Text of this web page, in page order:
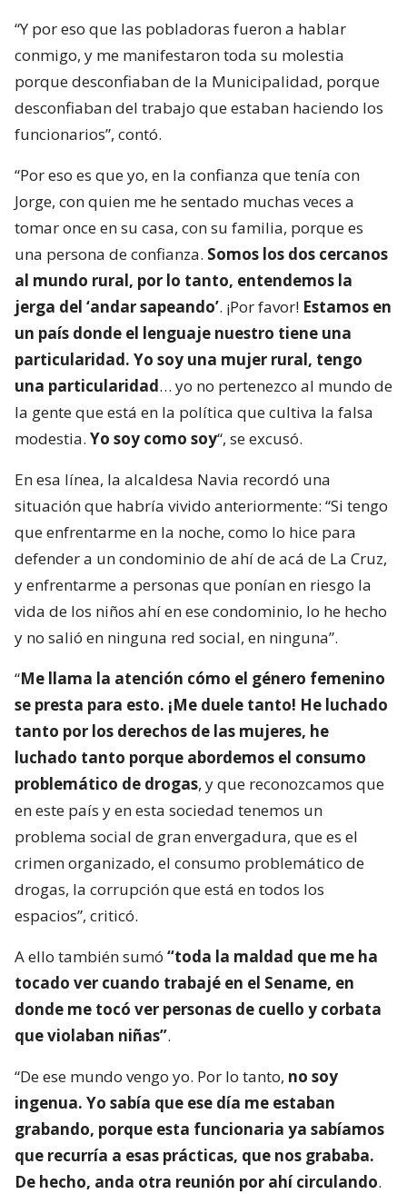
“Y por eso que las pobladoras fueron a hablar
conmigo, y me manifestaron toda su molestia
porque desconfiaban de la Municipalidad, porque
desconfiaban del trabajo que estaban haciendo los
funcionarios”, contó.
“Por eso es que yo, en la confianza que tenía con
Jorge, con quien me he sentado muchas veces a
tomar once en su casa, con su familia, porque es
una persona de confianza. Somos los dos cercanos
al mundo rural, por lo tanto, entendemos la
jerga del ‘andar sapeando’. ¡Por favor! Estamos en
un país donde el lenguaje nuestro tiene una
particularidad. Yo soy una mujer rural, tengo
una particularidad… yo no pertenezco al mundo de
la gente que está en la política que cultiva la falsa
modestia. Yo soy como soy“, se excusó.
En esa línea, la alcaldesa Navia recordó una
situación que habría vivido anteriormente: “Si tengo
que enfrentarme en la noche, como lo hice para
defender a un condominio de ahí de acá de La Cruz,
y enfrentarme a personas que ponían en riesgo la
vida de los niños ahí en ese condominio, lo he hecho
y no salió en ninguna red social, en ninguna”.
“Me llama la atención cómo el género femenino
se presta para esto. ¡Me duele tanto! He luchado
tanto por los derechos de las mujeres, he
luchado tanto porque abordemos el consumo
problemático de drogas, y que reconozcamos que
en este país y en esta sociedad tenemos un
problema social de gran envergadura, que es el
crimen organizado, el consumo problemático de
drogas, la corrupción que está en todos los
espacios”, criticó.
A ello también sumó “toda la maldad que me ha
tocado ver cuando trabajé en el Sename, en
donde me tocó ver personas de cuello y corbata
que violaban niñas”.
“De ese mundo vengo yo. Por lo tanto, no soy
ingenua. Yo sabía que ese día me estaban
grabando, porque esta funcionaria ya sabíamos
que recurría a esas prácticas, que nos grababa.
De hecho, anda otra reunión por ahí circulando.